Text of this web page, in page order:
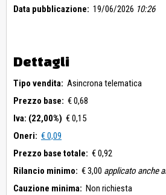
Data pubblicazione: 19/06/2026 10:26
Dettagli
Tipo vendita: Asincrona telematica
Prezzo base: € 0,68
Iva: (22,00%) € 0,15
Oneri: € 0,09
Prezzo base totale: € 0,92
Rilancio minimo: € 3,00 applicato anche
Cauzione minima: Non richiesta